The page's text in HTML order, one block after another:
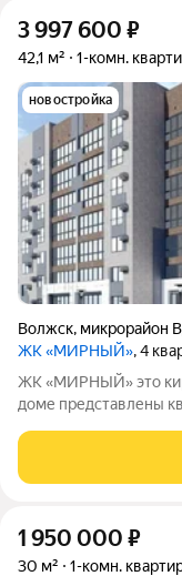
3 997 600 ₽
42,1 м² 1-комн.
новостройка
Волжск, микрорайон
ЖК «МИРНЫЙ», 4
ЖК «МИРНЫЙ» это кирпичный дом с четырьмя подъездами. В
доме представлены
обустроены детские
1 950 000 ₽
30 м² 1-комн.